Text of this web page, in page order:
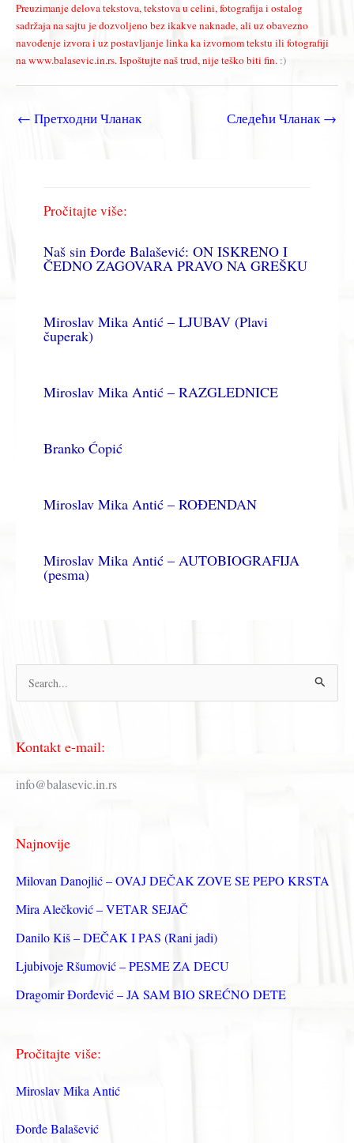
Preuzimanje delova tekstova, tekstova u celini, fotografija i ostalog
sadržaja na sajtu je dozvoljeno bez ikakve naknade, ali uz obavezno
navođenje izvora i uz postavljanje linka ka izvornom tekstu ili fotografiji
na www.balasevic.in.rs. Ispoštujte naš trud, nije teško biti fin. :)
← Претходни Чланак Следећи Чланак→
Pročitajte više:
Naš sin Đorđe Balašević: ON ISKRENO I
ČEDNO ZAGOVARA PRAVO NA GREŠKU
Miroslav Mika Antić – LJUBAV (Plavi
čuperak)
Miroslav Mika Antić – RAZGLEDNICE
Branko Ćopić
Miroslav Mika Antić – ROĐENDAN
Miroslav Mika Antić – AUTOBIOGRAFIJA
(pesma)
р
т
р
а
з
а
Kontakt e-mail:
info@balasevic.in.rs
Najnovije
Milovan Danojlić – OVAJ DEČAK ZOVE SE PEPO KRSTA
Mira Alečković – VETAR SEJAČ
Danilo Kiš – DEČAK I PAS (Rani jadi)
Ljubivoje Ršumović – PESME ZA DECU
Dragomir Đorđević – JA SAM BIO SREĆNO DETE
Pročitajte više:
Miroslav Mika Antić
Đorđe Balašević